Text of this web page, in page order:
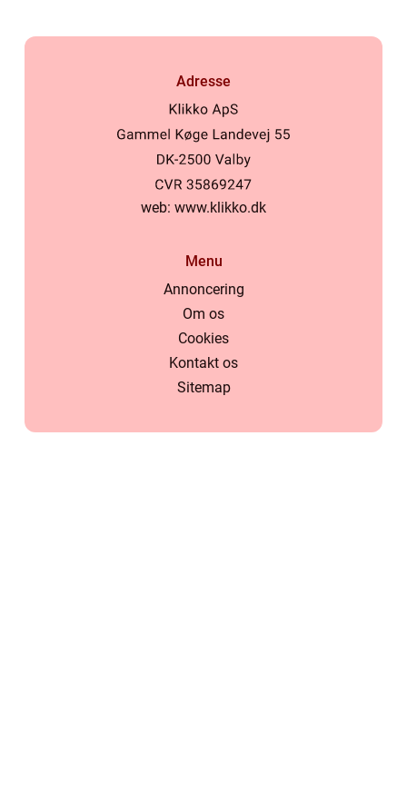
Adresse
web: www.klikko.dk
Menu
Annoncering
Om os
Cookies
Kontakt os
Sitemap